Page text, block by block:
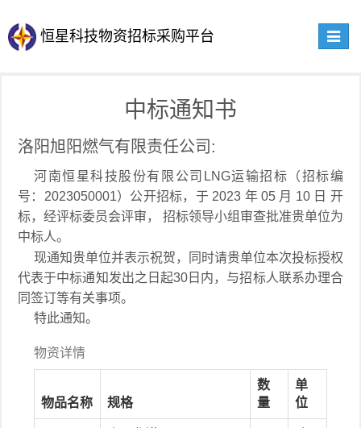
Toggle
恒星科技物资招标采购平台
中标通知书
洛阳旭阳燃气有限责任公司:
河南恒星科技股份有限公司LNG运输招标（招标编
号：2023050001）公开招标，于 2023 年 05 月 10 日 开
标，经评标委员会评审， 招标领导小组审查批准贵单位为
中标人。
现通知贵单位并表示祝贺，同时请贵单位本次投标授权
代表于中标通知发出之日起30日内，与招标人联系办理合
同签订等有关事项。
特此通知。
物资详情
物品名称 规格
数
量
单
位